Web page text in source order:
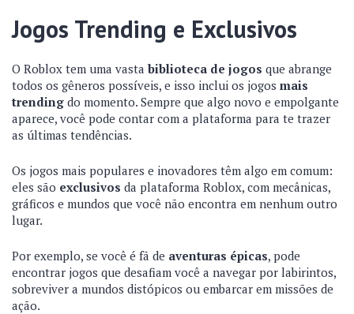
Jogos Trending e Exclusivos
O Roblox tem uma vasta biblioteca de jogos que abrange
todos os gêneros possíveis, e isso inclui os jogos mais
trending do momento. Sempre que algo novo e empolgante
aparece, você pode contar com a plataforma para te trazer
as últimas tendências.
Os jogos mais populares e inovadores têm algo em comum:
eles são exclusivos da plataforma Roblox, com mecânicas,
gráficos e mundos que você não encontra em nenhum outro
lugar.
Por exemplo, se você é fã de aventuras épicas, pode
encontrar jogos que desafiam você a navegar por labirintos,
sobreviver a mundos distópicos ou embarcar em missões de
ação.